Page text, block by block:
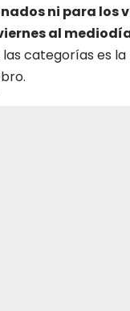
ni para los
al
categorías es la